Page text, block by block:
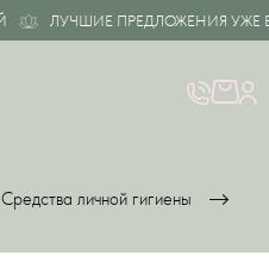
ЛУЧШИЕ ПРЕДЛОЖЕНИЯ УЖЕ В
Средства личной гигиены